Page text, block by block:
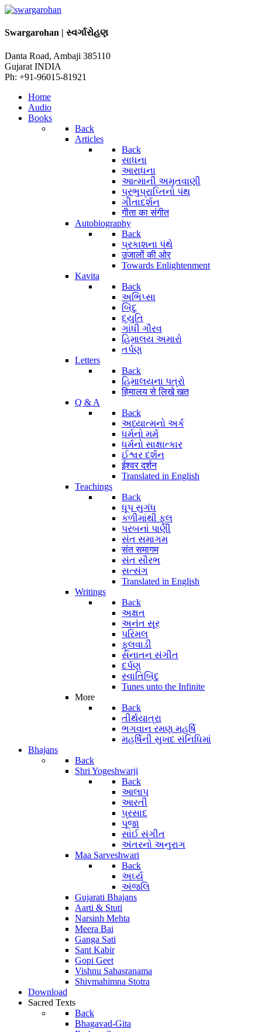
Swargarohan | સ્વર્ગારોહણ
Danta Road, Ambaji 385110
Gujarat INDIA
Ph: +91-96015-81921
Home
Audio
Books
Back
Articles
Back
સાધના
આરાધના
આત્માની અમૃતવાણી
પ્રભુપ્રાપ્તિનો પંથ
ગીતાદર્શન
गीता का संगीत
Autobiography
Back
પ્રકાશના પંથે
उजालों की ओर
Towards Enlightenment
Kavita
Back
અભિપ્સા
બિંદુ
દ્યુતિ
ગાંધી ગૌરવ
હિમાલય અમારો
તર્પણ
Letters
Back
હિમાલયના પત્રો
हिमालय से लिखे खत
Q & A
Back
અધ્યાત્મનો અર્ક
ધર્મનો મર્મ
ધર્મનો સાક્ષાત્કાર
ઈશ્વર દર્શન
ईश्वर दर्शन
Translated in English
Teachings
Back
ધૂપ સુગંધ
કળીમાંથી ફૂલ
પરબનાં પાણી
સંત સમાગમ
संत समागम
સંત સૌરભ
સત્સંગ
Translated in English
Writings
Back
અક્ષત
અનંત સૂર
પરિમલ
ફૂલવાડી
સનાતન સંગીત
દર્પણ
સ્વાતિબિંદુ
Tunes unto the Infinite
More
Back
તીર્થયાત્રા
ભગવાન રમણ મહર્ષિ
મહર્ષિની સુખદ સંનિધિમાં
Bhajans
Back
Shri Yogeshwarji
Back
આલાપ
આરતી
પ્રસાદ
પૂજા
સાંઈ સંગીત
અંતરનો અનુરાગ
Maa Sarveshwari
Back
અર્ઘ્ય
અંજલિ
Gujarati Bhajans
Aarti & Stuti
Narsinh Mehta
Meera Bai
Ganga Sati
Sant Kabir
Gopi Geet
Vishnu Sahasranama
Shivmahimna Stotra
Download
Sacred Texts
Back
Bhagavad-Gita